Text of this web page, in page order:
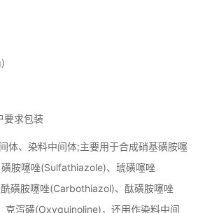
要求包装
体、染料中间体;主要用于合成硝基磺胺噻
胺噻唑(Sulfathiazole)、琥磺噻唑
磺胺噻唑(Carbothiazol)、酞磺胺噻唑
泻磺(Oxyquinoline)，还用作染料中间